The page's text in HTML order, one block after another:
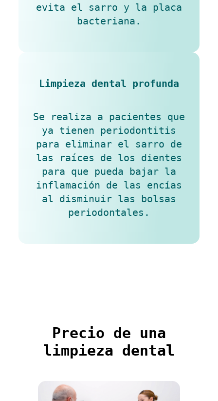
evita el sarro y la placa
bacteriana.
Limpieza dental profunda
Se realiza a pacientes que
ya tienen periodontitis
para eliminar el sarro de
las raíces de los dientes
para que pueda bajar la
inflamación de las encías
al disminuir las bolsas
periodontales.
Precio de una
limpieza dental